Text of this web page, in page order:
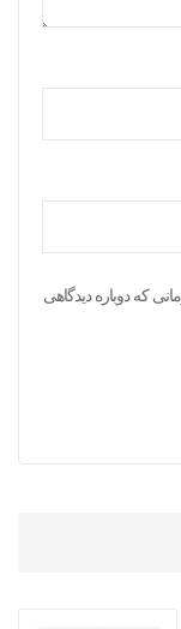
که دوباره دیدگاهی